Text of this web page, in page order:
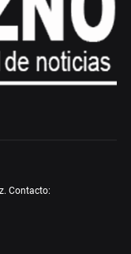
Contacto: